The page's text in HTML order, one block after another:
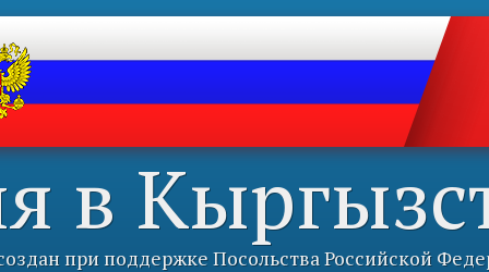
в
при поддержке Посольства Российской